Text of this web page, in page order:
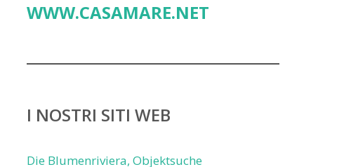
WWW.CASAMARE.NET
I NOSTRI SITI WEB
Die Blumenriviera, Objektsuche